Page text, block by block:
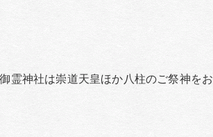
霊神社は崇道天皇ほか八柱のご祭神をお